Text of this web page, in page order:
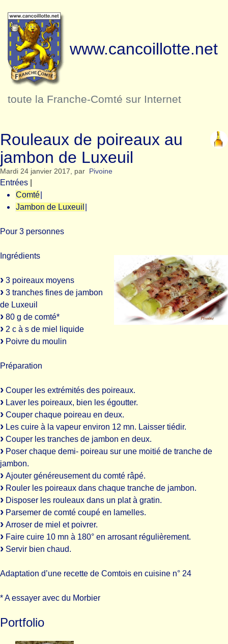
www.cancoillotte.net
toute la Franche-Comté sur Internet
Rouleaux de poireaux au
jambon de Luxeuil
Mardi 24 janvier 2017, par Pivoine
Entrées
Comté
Jambon de Luxeuil
Pour 3 personnes
Ingrédients
3 poireaux moyens
3 tranches fines de jambon
de Luxeuil
80 g de comté*
2 c à s de miel liquide
Poivre du moulin
Préparation
Couper les extrémités des poireaux.
Laver les poireaux, bien les égoutter.
Couper chaque poireau en deux.
Les cuire à la vapeur environ 12 mn. Laisser tiédir.
Couper les tranches de jambon en deux.
Poser chaque demi- poireau sur une moitié de tranche de
jambon.
Ajouter généreusement du comté râpé.
Rouler les poireaux dans chaque tranche de jambon.
Disposer les rouleaux dans un plat à gratin.
Parsemer de comté coupé en lamelles.
Arroser de miel et poivrer.
Faire cuire 10 mn à 180° en arrosant régulièrement.
Servir bien chaud.
Adaptation d’une recette de Comtois en cuisine n° 24
* A essayer avec du Morbier
Portfolio